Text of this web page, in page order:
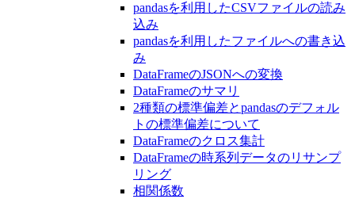
pandasを利用したCSVファイルの読み
込み
pandasを利用したファイルへの書き込
み
DataFrameのJSONへの変換
DataFrameのサマリ
2種類の標準偏差とpandasのデフォル
トの標準偏差について
DataFrameのクロス集計
DataFrameの時系列データのリサンプ
リング
相関係数